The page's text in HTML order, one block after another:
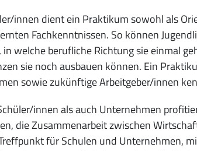
innen dient ein Praktikum sowohl als
Fachkenntnissen. So können
in welche berufliche Richtung sie einmal
sie noch ausbauen können. Ein
sowie zukünftige Arbeitgeber/innen
innen als auch Unternehmen
die Zusammenarbeit zwischen
für Schulen und Unternehmen,